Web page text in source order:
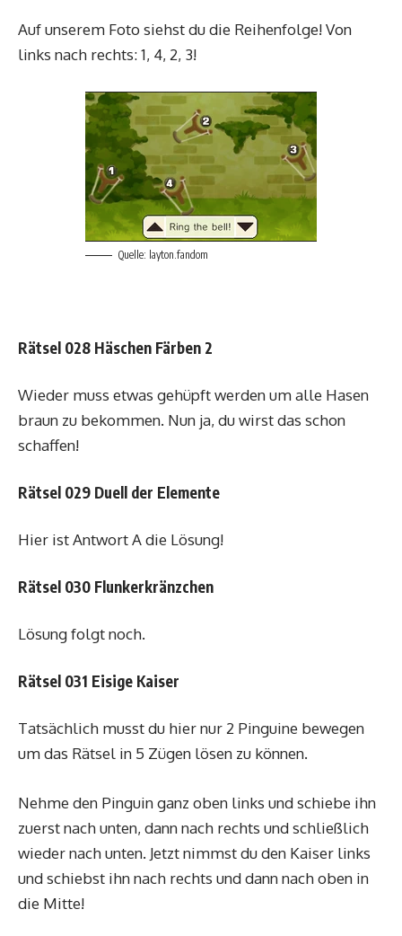
Auf unserem Foto siehst du die Reihenfolge! Von
links nach rechts: 1, 4, 2, 3!
Quelle: layton.fandom
Rätsel 028 Häschen Färben 2
Wieder muss etwas gehüpft werden um alle Hasen
braun zu bekommen. Nun ja, du wirst das schon
schaffen!
Rätsel 029 Duell der Elemente
Hier ist Antwort A die Lösung!
Rätsel 030 Flunkerkränzchen
Lösung folgt noch.
Rätsel 031 Eisige Kaiser
Tatsächlich musst du hier nur 2 Pinguine bewegen
um das Rätsel in 5 Zügen lösen zu können.
Nehme den Pinguin ganz oben links und schiebe ihn
zuerst nach unten, dann nach rechts und schließlich
wieder nach unten. Jetzt nimmst du den Kaiser links
und schiebst ihn nach rechts und dann nach oben in
die Mitte!